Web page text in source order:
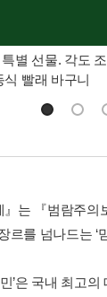
별 선물. 각도
식 빨래 바구니
는 『범람주
를 넘나드는 ‘
’은 국내 최고